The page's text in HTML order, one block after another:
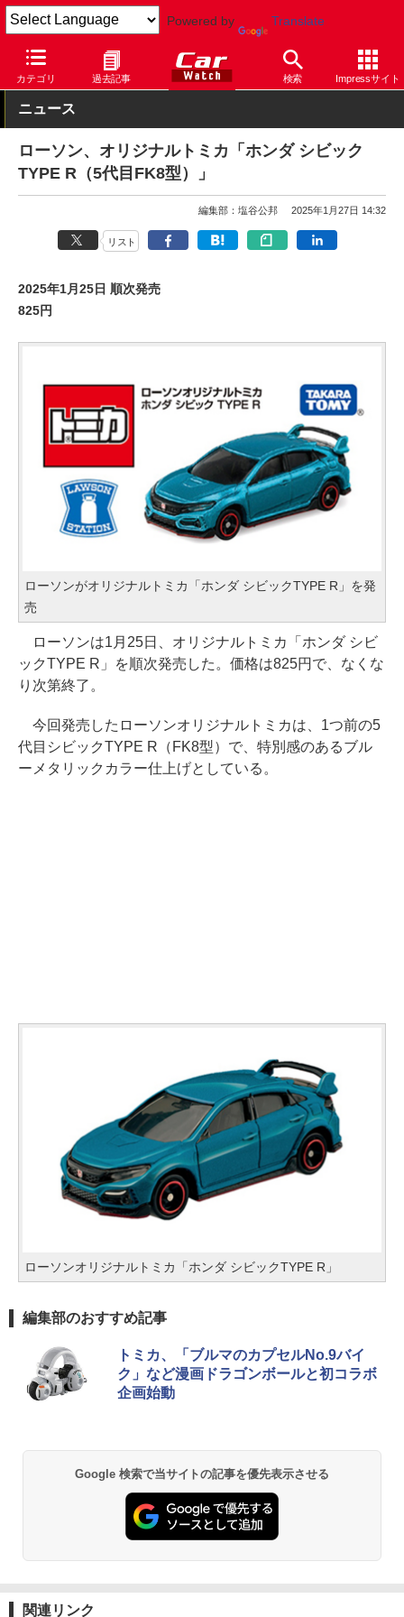
Powered by Translate
カテゴリ 過去記事 検索 Impressサイト
Car Watch 自動車 ホンダ CIVIC TYPE R
ニュース
ローソン、オリジナルトミカ「ホンダ シビック
TYPE R（5代目FK8型）」
編集部：塩谷公邦 2025年1月27日 14:32
リスト
2025年1月25日 順次発売
825円
ローソンがオリジナルトミカ「ホンダ シビックTYPE R」を発
売
ローソンは1月25日、オリジナルトミカ「ホンダ シビ
ックTYPE R」を順次発売した。価格は825円で、なくな
り次第終了。
今回発売したローソンオリジナルトミカは、1つ前の5
代目シビックTYPE R（FK8型）で、特別感のあるブル
ーメタリックカラー仕上げとしている。
ローソンオリジナルトミカ「ホンダ シビックTYPE R」
編集部のおすすめ記事
トミカ、「ブルマのカプセルNo.9バイ
ク」など漫画ドラゴンボールと初コラボ
企画始動
Google 検索で当サイトの記事を優先表示させる
関連リンク